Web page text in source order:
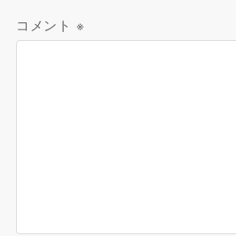
コメント ※